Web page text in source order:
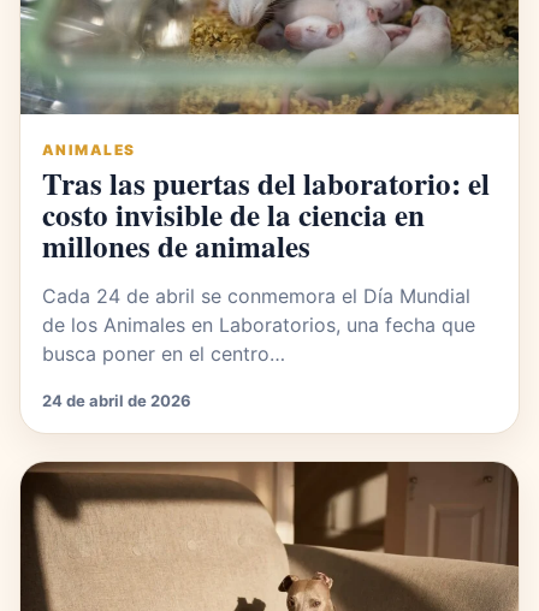
ANIMALES
Tras las puertas del laboratorio: el
costo invisible de la ciencia en
millones de animales
Cada 24 de abril se conmemora el Día Mundial
de los Animales en Laboratorios, una fecha que
busca poner en el centro…
24 de abril de 2026